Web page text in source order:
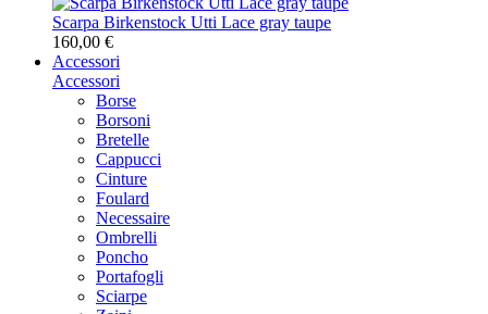
Scarpa Birkenstock Utti Lace gray taupe
160,00 €
Accessori
Accessori
Borse
Borsoni
Bretelle
Cappucci
Cinture
Foulard
Necessaire
Ombrelli
Poncho
Portafogli
Sciarpe